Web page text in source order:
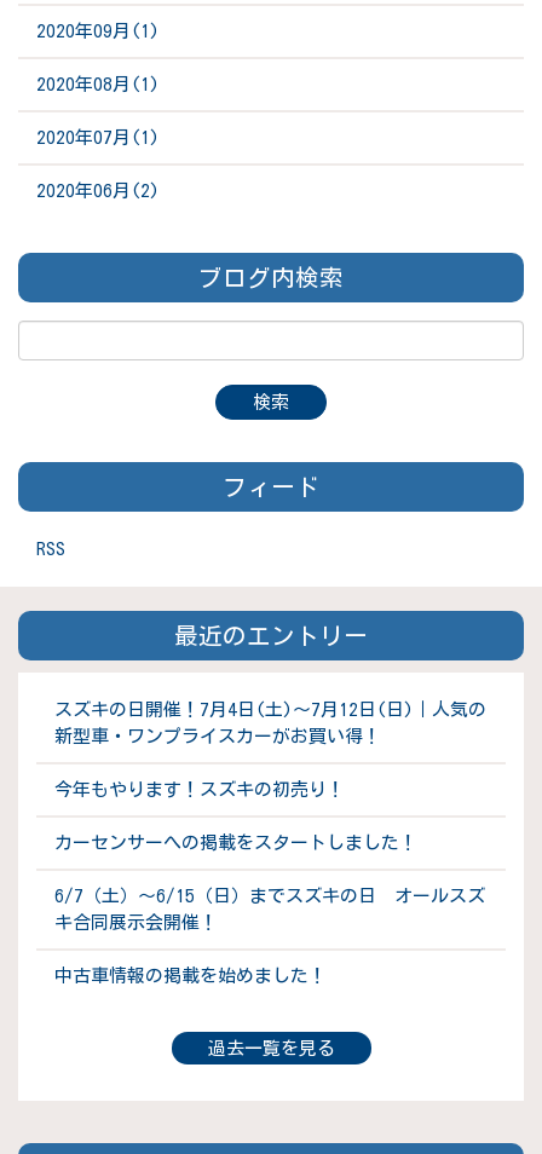
2020年09月(1)
2020年08月(1)
2020年07月(1)
2020年06月(2)
ブログ内検索
フィード
RSS
最近のエントリー
スズキの日開催！7月4日(土)～7月12日(日)｜人気の
新型車・ワンプライスカーがお買い得！
今年もやります！スズキの初売り！
カーセンサーへの掲載をスタートしました！
6/7（土）～6/15（日）までスズキの日 オールスズ
キ合同展示会開催！
中古車情報の掲載を始めました！
過去一覧を見る